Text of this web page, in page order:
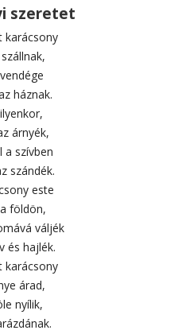
szeretet
karácsony
háznak.
árnyék,
a szívben
szándék.
este
földön,
váljék
és hajlék.
karácsony
árad,
nyílik,